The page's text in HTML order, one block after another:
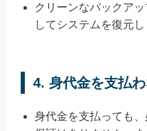
クリーンなバックア
してシステムを復元し
4. 身代金を支払
身代金を支払っても